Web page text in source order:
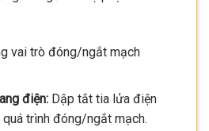
vai trò đóng/ngắt mạch
điện:Dập tắt tia lửa điện
trình đóng/ngắt mạch.